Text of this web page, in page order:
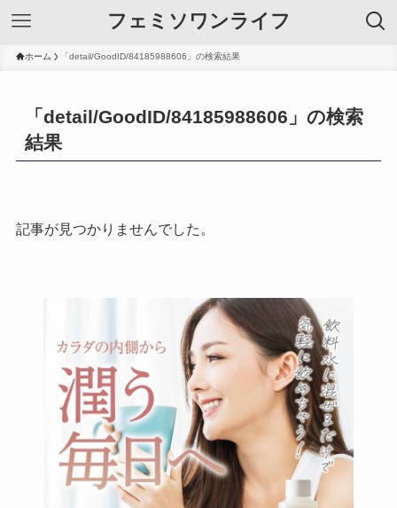
フェミソワンライフ
ホーム 「detail/GoodID/84185988606」の検索結果
「detail/GoodID/84185988606」の検索
結果
記事が見つかりませんでした。